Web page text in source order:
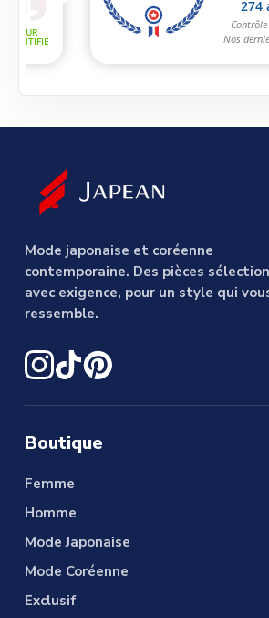
Mode japonaise et coréenne
contemporaine. Des pièces
avec exigence, pour un style qui
ressemble.
Boutique
Femme
Homme
Mode Japonaise
Mode Coréenne
Exclusif